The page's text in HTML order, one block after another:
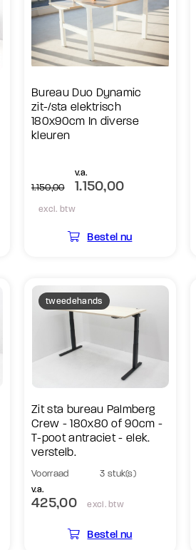
Bureau Duo Dynamic
zit-/sta elektrisch
180x90cm In diverse
kleuren
1.150,00
v.a.
1.150,00
excl. btw
Bestel nu
tweedehands
Zit sta bureau Palmberg
Crew - 180x80 of 90cm -
T-poot antraciet - elek.
verstelb.
Voorraad 3 stuk(s)
v.a.
425,00 excl. btw
Bestel nu